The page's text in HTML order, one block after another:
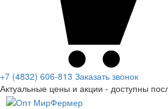
+7 (4832) 606-813 Заказать звонок
Актуальные цены и акции - доступны